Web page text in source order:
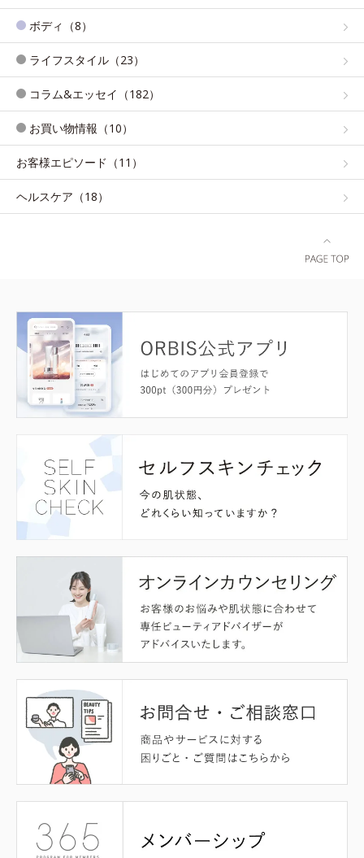
ボディ（8）
ライフスタイル（23）
コラム&エッセイ（182）
お買い物情報（10）
お客様エピソード（11）
ヘルスケア（18）